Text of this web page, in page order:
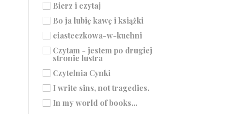
Bierz i czytaj
Bo ja lubię kawę i książki
ciasteczkowa-w-kuchni
Czytam - jestem po drugiej
stronie lustra
Czytelnia Cynki
I write sins, not tragedies.
In my world of books...